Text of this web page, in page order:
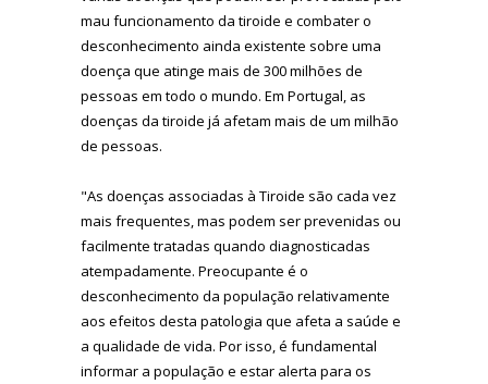
mau funcionamento da tiroide e combater o
desconhecimento ainda existente sobre uma
doença que atinge mais de 300 milhões de
pessoas em todo o mundo. Em Portugal, as
doenças da tiroide já afetam mais de um milhão
de pessoas.
"As doenças associadas à Tiroide são cada vez
mais frequentes, mas podem ser prevenidas ou
facilmente tratadas quando diagnosticadas
atempadamente. Preocupante é o
desconhecimento da população relativamente
aos efeitos desta patologia que afeta a saúde e
a qualidade de vida. Por isso, é fundamental
informar a população e estar alerta para os